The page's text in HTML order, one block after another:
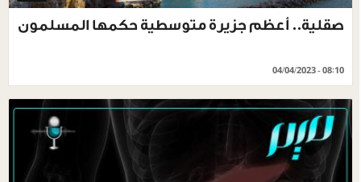
صقلية.. أعظم جزيرة متوسطية حكمها المسلمون
04/04/2023 - 08:10